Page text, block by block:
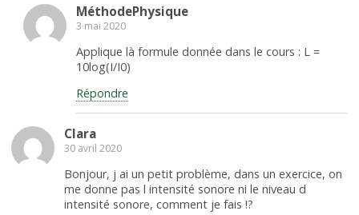
MéthodePhysique
3 mai 2020
Applique là formule donnée dans le cours : L =
10log(I/I0)
Répondre
Clara
30 avril 2020
Bonjour, j ai un petit problème, dans un exercice, on
me donne pas l intensité sonore ni le niveau d
intensité sonore, comment je fais !?